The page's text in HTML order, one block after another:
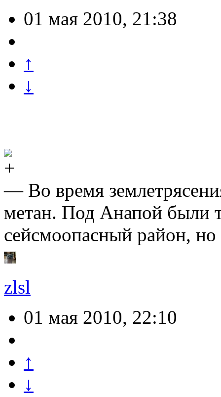
01 мая 2010, 21:38
↑
↓
— Во время
метан. Под Анапой были
сейсмоопасный район,
zlsl
01 мая 2010, 22:10
↑
↓